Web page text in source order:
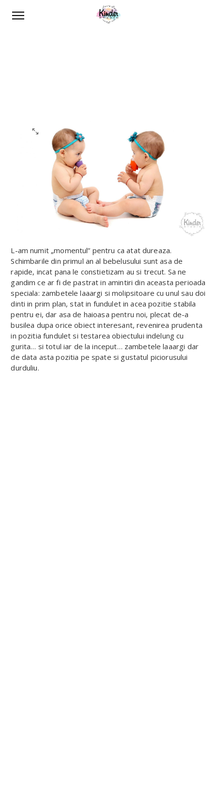
L-am numit „momentul” pentru ca atat dureaza.
Schimbarile din primul an al bebelusului sunt asa de
rapide, incat pana le constietizam au si trecut. Sa ne
gandim ce ar fi de pastrat in amintiri din aceasta perioada
speciala: zambetele laaargi si molipsitoare cu unul sau doi
dinti in prim plan, stat in fundulet in acea pozitie stabila
pentru ei, dar asa de haioasa pentru noi, plecat de-a
busilea dupa orice obiect interesant, revenirea prudenta
in pozitia fundulet si testarea obiectului indelung cu
gurita… si totul iar de la inceput… zambetele laaargi dar
de data asta pozitia pe spate si gustatul piciorusului
durduliu.